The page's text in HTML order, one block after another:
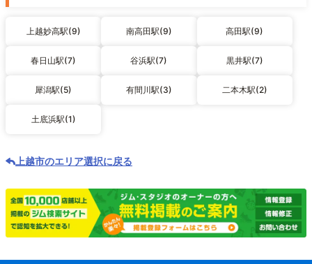
上越妙高駅(9) 南高田駅(9) 高田駅(9)
春日山駅(7) 谷浜駅(7) 黒井駅(7)
犀潟駅(5) 有間川駅(3) 二本木駅(2)
土底浜駅(1)
上越市のエリア選択に戻る